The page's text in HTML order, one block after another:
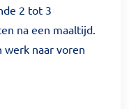
2 tot 3
na een maaltijd.
werk naar voren